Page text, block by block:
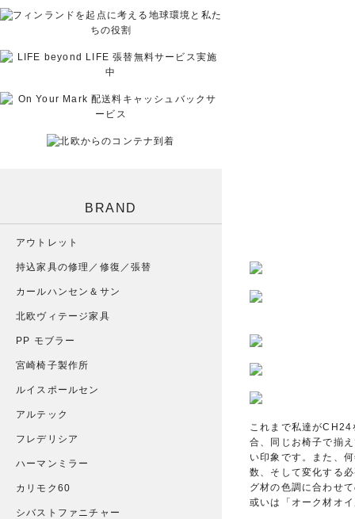
これまで私達がCH24
合、同じお椅子で揃
い印象です。また、
数、そして変化する
グ材の色調に合わせ
或いは「オーク材オ
BRAND
アウトレット
持込家具の修理／修復／張替
カールハンセン＆サン
北欧ヴィテージ家具
PP モブラー
宮崎椅子製作所
ルイスポールセン
アルテック
フレデリシア
ハーマンミラー
カリモク60
シバストファニチャー